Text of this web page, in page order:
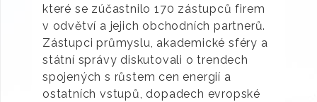
které se zúčastnilo 170 zástupců firem
v odvětví a jejich obchodních partnerů.
Zástupci průmyslu, akademické sféry a
státní správy diskutovali o trendech
spojených s růstem cen energií a
ostatních vstupů, dopadech evropské